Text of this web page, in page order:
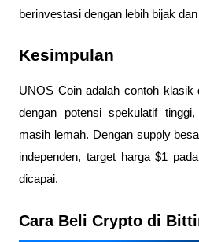
berinvestasi dengan lebih bijak
Kesimpulan
UNOS Coin adalah contoh klasik
dengan potensi spekulatif
masih lemah. Dengan supply
independen, target harga $1
dicapai.
Cara Beli Crypto di